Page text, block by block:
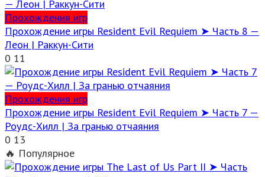
Прохождения игр
Прохождение игры Resident Evil Requiem ➤ Часть 8 —
Леон | Раккун-Сити
0 11
Прохождения игр
Прохождение игры Resident Evil Requiem ➤ Часть 7 —
Роудс-Хилл | За гранью отчаяния
0 13
🔥 Популярное